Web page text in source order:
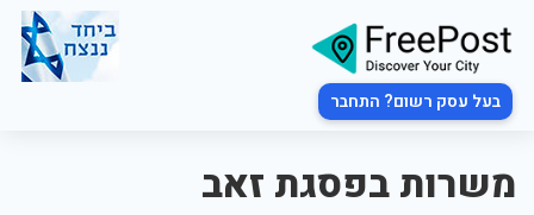
בעל עסק רשום? התחבר
משרות בפסגת זאב